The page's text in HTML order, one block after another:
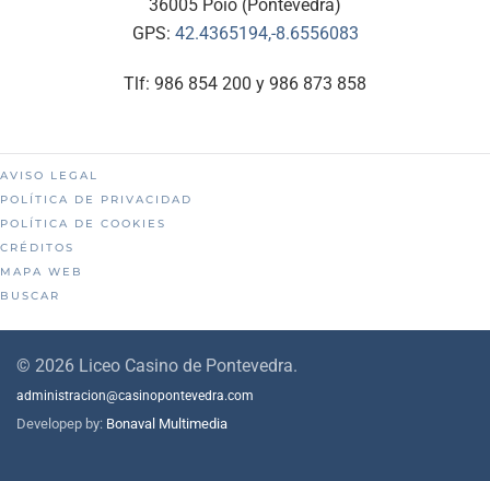
36005 Poio (Pontevedra)
GPS: 42.4365194,-8.6556083
Tlf: 986 854 200 y 986 873 858
AVISO LEGAL
POLÍTICA DE PRIVACIDAD
POLÍTICA DE COOKIES
CRÉDITOS
MAPA WEB
BUSCAR
© 2026 Liceo Casino de Pontevedra.
administracion@casinopontevedra.com
Developep by: Bonaval Multimedia